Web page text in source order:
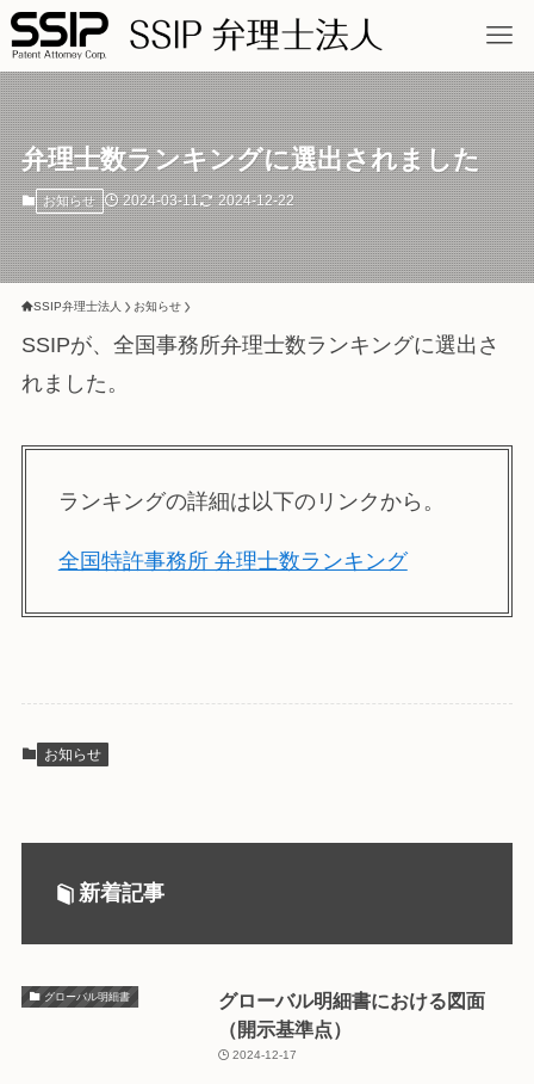
弁理士数ランキングに選出されました
お知らせ 2024-03-11 2024-12-22
SSIP弁理士法人 お知らせ
SSIPが、全国事務所弁理士数ランキングに選出さ
れました。
ランキングの詳細は以下のリンクから。
全国特許事務所 弁理士数ランキング
お知らせ
新着記事
グローバル明細書
グローバル明細書における図面
（開示基準点）
2024-12-17